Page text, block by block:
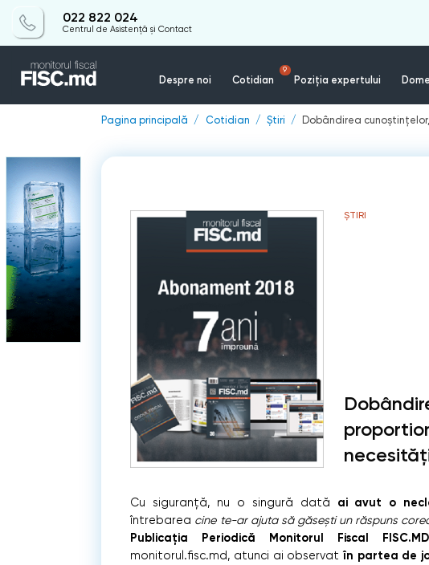
022 822 024
Centrul de Asistență și Contact
Despre noi Cotidian
9
Poziția expertului
Pagina principală Cotidian Știri Dobândirea
ȘTIRI
Cu siguranță, nu o singură dată ai avut o
întrebarea cine te-ar ajuta să găsești un răspuns
Publicația Periodică Monitorul Fiscal
monitorul.fisc.md, atunci ai observatîn partea de